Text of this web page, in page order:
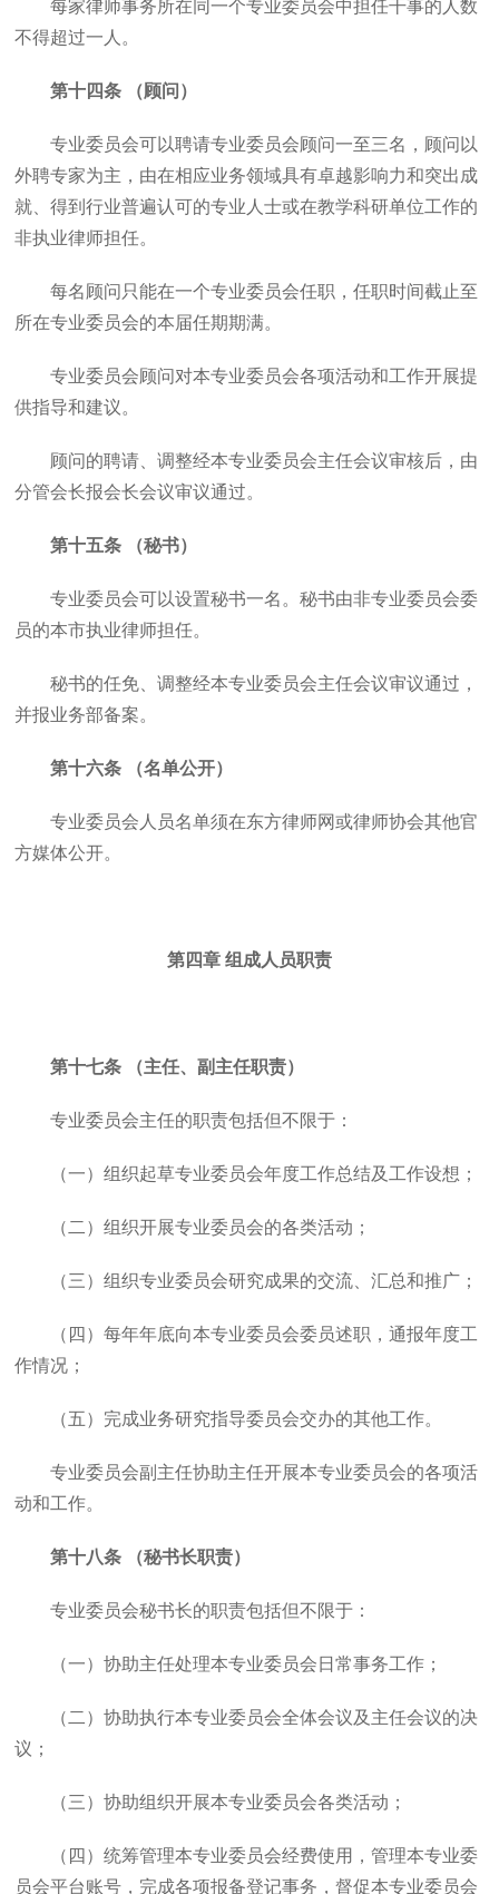
每家律师事务所在同一个专业委员会中担任干事的人数
不得超过一人。
第十四条 （顾问）
专业委员会可以聘请专业委员会顾问一至三名，顾问以
外聘专家为主，由在相应业务领域具有卓越影响力和突出成
就、得到行业普遍认可的专业人士或在教学科研单位工作的
非执业律师担任。
每名顾问只能在一个专业委员会任职，任职时间截止至
所在专业委员会的本届任期期满。
专业委员会顾问对本专业委员会各项活动和工作开展提
供指导和建议。
顾问的聘请、调整经本专业委员会主任会议审核后，由
分管会长报会长会议审议通过。
第十五条 （秘书）
专业委员会可以设置秘书一名。秘书由非专业委员会委
员的本市执业律师担任。
秘书的任免、调整经本专业委员会主任会议审议通过，
并报业务部备案。
第十六条 （名单公开）
专业委员会人员名单须在东方律师网或律师协会其他官
方媒体公开。
第四章 组成人员职责
第十七条 （主任、副主任职责）
专业委员会主任的职责包括但不限于：
（一）组织起草专业委员会年度工作总结及工作设想；
（二）组织开展专业委员会的各类活动；
（三）组织专业委员会研究成果的交流、汇总和推广；
（四）每年年底向本专业委员会委员述职，通报年度工
作情况；
（五）完成业务研究指导委员会交办的其他工作。
专业委员会副主任协助主任开展本专业委员会的各项活
动和工作。
第十八条 （秘书长职责）
专业委员会秘书长的职责包括但不限于：
（一）协助主任处理本专业委员会日常事务工作；
（二）协助执行本专业委员会全体会议及主任会议的决
议；
（三）协助组织开展本专业委员会各类活动；
（四）统筹管理本专业委员会经费使用，管理本专业委
员会平台账号，完成各项报备登记事务，督促本专业委员会